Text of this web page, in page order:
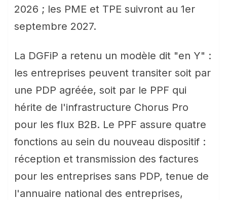
2026 ; les PME et TPE suivront au 1er
septembre 2027.
La DGFiP a retenu un modèle dit "en Y" :
les entreprises peuvent transiter soit par
une PDP agréée, soit par le PPF qui
hérite de l'infrastructure Chorus Pro
pour les flux B2B. Le PPF assure quatre
fonctions au sein du nouveau dispositif :
réception et transmission des factures
pour les entreprises sans PDP, tenue de
l'annuaire national des entreprises,